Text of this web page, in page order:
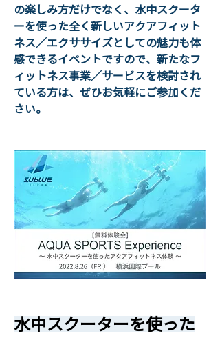
の楽しみ方だけでなく、水中スクータ
ーを使った全く新しいアクアフィット
ネス／エクササイズとしての魅力も体
感できるイベントですので、新たなフ
ィットネス事業／サービスを検討され
ている方は、ぜひお気軽にご参加くだ
さい。
水中スクーターを使った